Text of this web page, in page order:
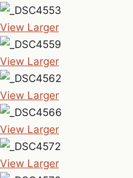
View Larger
View Larger
View Larger
View Larger
View Larger